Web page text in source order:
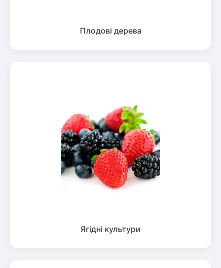
Плодові дерева
Ягідні культури